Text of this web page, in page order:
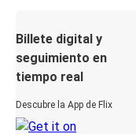
Billete digital y
seguimiento en
tiempo real
Descubre la App de Flix